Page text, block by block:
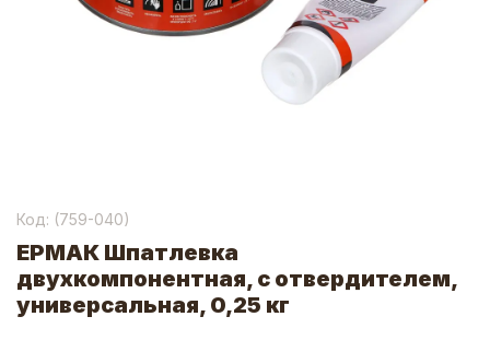
Код: (759-040)
ЕРМАК Шпатлевка
двухкомпонентная, с отвердителем,
универсальная, 0,25 кг